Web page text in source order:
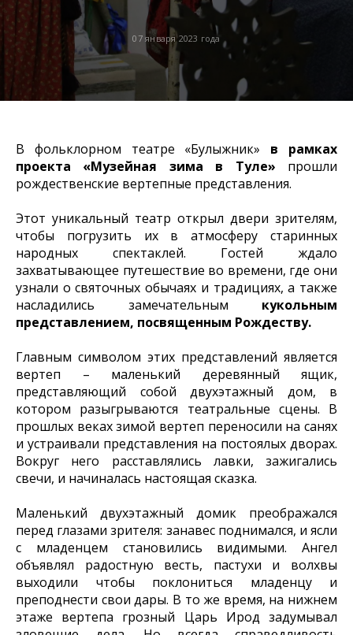
07 января 2023 года
В фольклорном театре «Булыжник» в рамках
проекта «Музейная зима в Туле» прошли
рождественские вертепные представления.
Этот уникальный театр открыл двери зрителям,
чтобы погрузить их в атмосферу старинных
народных спектаклей. Гостей ждало
захватывающее путешествие во времени, где они
узнали о святочных обычаях и традициях, а также
насладились замечательным кукольным
представлением, посвященным Рождеству.
Главным символом этих представлений является
вертеп – маленький деревянный ящик,
представляющий собой двухэтажный дом, в
котором разыгрываются театральные сцены. В
прошлых веках зимой вертеп переносили на санях
и устраивали представления на постоялых дворах.
Вокруг него расставлялись лавки, зажигались
свечи, и начиналась настоящая сказка.
Маленький двухэтажный домик преображался
перед глазами зрителя: занавес поднимался, и ясли
с младенцем становились видимыми. Ангел
объявлял радостную весть, пастухи и волхвы
выходили чтобы поклониться младенцу и
преподнести свои дары. В то же время, на нижнем
этаже вертепа грозный Царь Ирод задумывал